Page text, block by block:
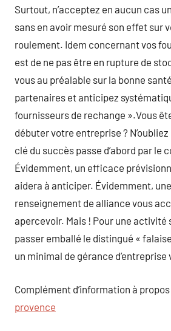
Surtout, n’acceptez en aucun cas
sans en avoir mesuré son effet sur
roulement. Idem concernant vos
est de ne pas être en rupture de
vous au préalable sur la bonne
partenaires et anticipez
fournisseurs de rechange ».Vous
débuter votre entreprise ?
clé du succès passe d’abord par le
Évidemment, un efficace
aidera à anticiper. Évidemment,
renseignement de alliance vous
apercevoir. Mais ! Pour une
passer emballé le distingué «
un minimal de gérance d’entreprise
Complément d’information à propos
provence